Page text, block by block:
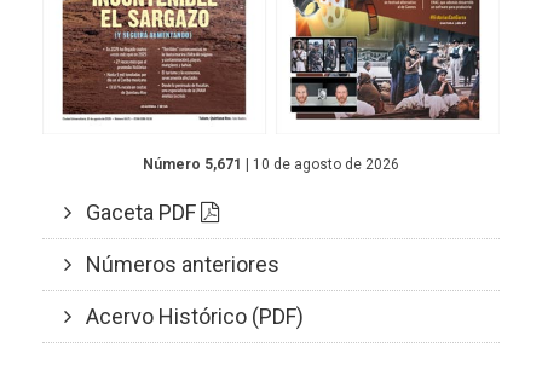
Número 5,671 | 10 de agosto de 2026
Gaceta PDF
Números anteriores
Acervo Histórico (PDF)